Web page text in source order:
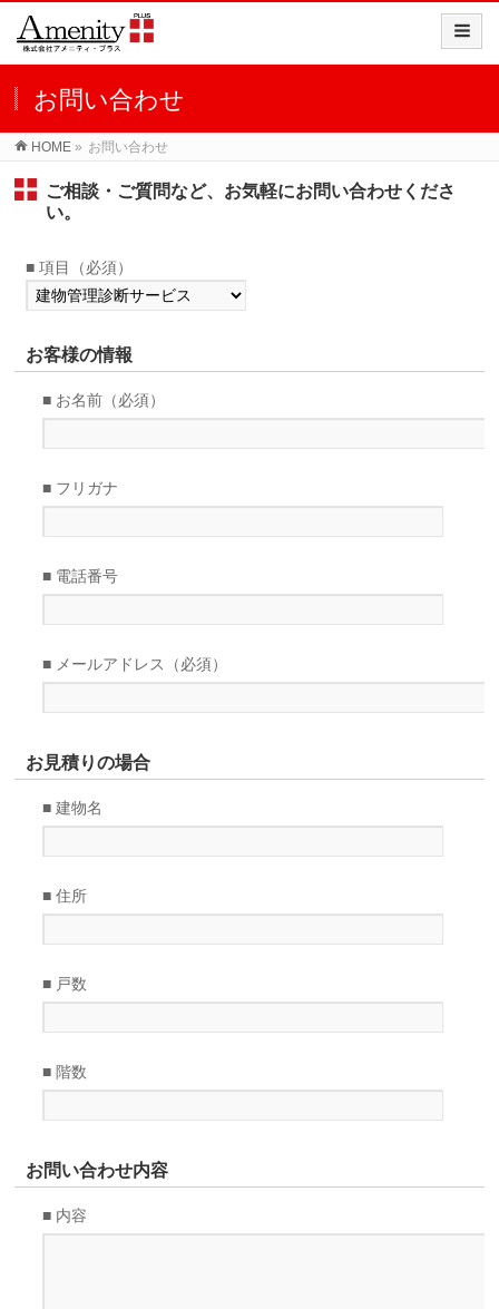
お問い合わせ
HOME » お問い合わせ
ご相談・ご質問など、お気軽にお問い合わせくださ
い。
■ 項目（必須）
お客様の情報
■ お名前（必須）
■ フリガナ
■ 電話番号
■ メールアドレス（必須）
お見積りの場合
■ 建物名
■ 住所
■ 戸数
■ 階数
お問い合わせ内容
■ 内容